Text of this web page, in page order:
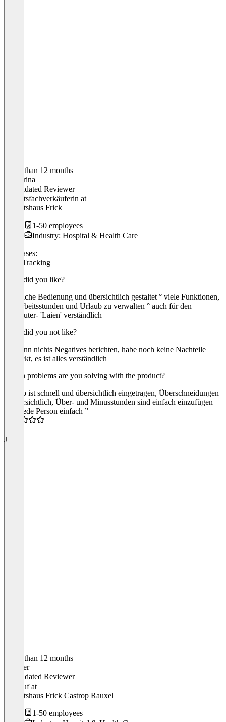
Older than 12 months
Katharina
Validated Reviewer
Sanitätsfachverkäuferin at
Sanitätshaus Frick
1-50 employees
Industry: Hospital & Health Care
Use cases:
Time Tracking
What did you like?
° einfache Bedienung und übersichtlich gestaltet ° viele Funktionen,
um Arbeitsstunden und Urlaub zu verwalten ° auch für den
Computer- 'Laien' verständlich
What did you not like?
Ich kann nichts Negatives berichten, habe noch keine Nachteile
entdeckt, es ist alles verständlich
Which problems are you solving with the product?
Urlaub ist schnell und übersichtlich eingetragen, Überschneidungen
sind ersichtlich, Über- und Minusstunden sind einfach einzufügen
“Für jede Person einfach ”
J
Older than 12 months
Jennifer
Validated Reviewer
Verkaufat
Sanitätshaus Frick Castrop Rauxel
1-50 employees